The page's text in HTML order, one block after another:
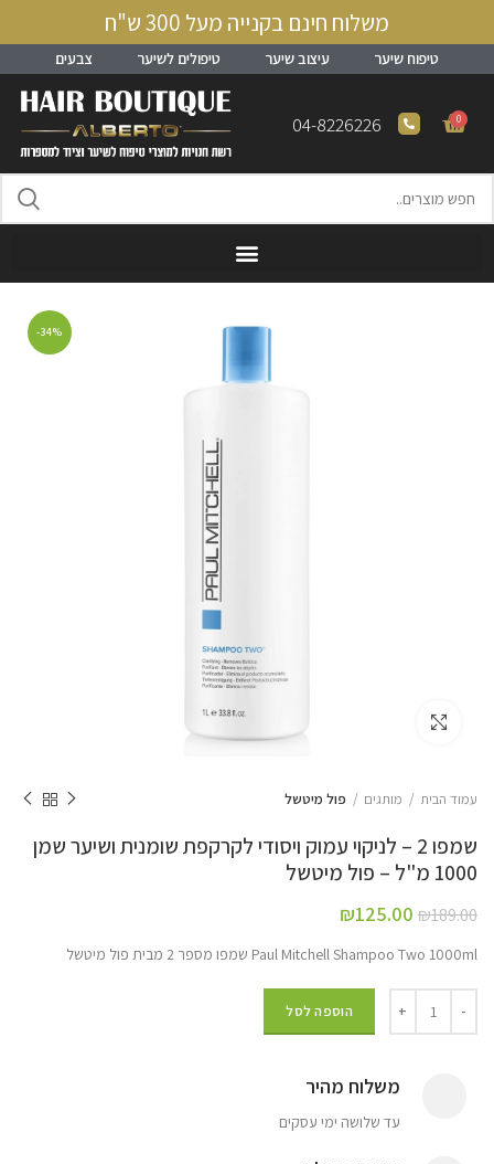
משלוח חינם בקנייה מעל 300 ש"ח
טיפוח שיער עיצוב שיער טיפולים לשיער צבעים
0
04-8226226
-34%
עמוד הבית מותגים פול מיטשל
שמפו 2 – לניקוי עמוק ויסודי לקרקפת שומנית ושיער שמן
1000 מ"ל – פול מיטשל
₪189.00
₪125.00
Paul Mitchell Shampoo Two 1000ml שמפו מספר 2 מבית פול מיטשל
הוספה לסל
משלוח מהיר
עד שלושה ימי עסקים